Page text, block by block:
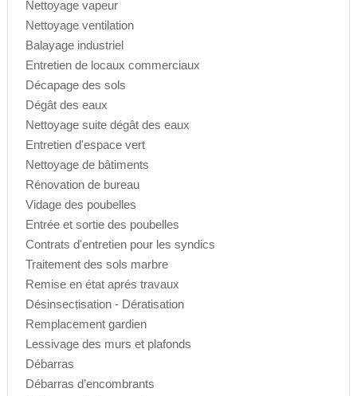
Nettoyage vapeur
Nettoyage ventilation
Balayage industriel
Entretien de locaux commerciaux
Décapage des sols
Dégât des eaux
Nettoyage suite dégât des eaux
Entretien d'espace vert
Nettoyage de bâtiments
Rénovation de bureau
Vidage des poubelles
Entrée et sortie des poubelles
Contrats d'entretien pour les syndics
Traitement des sols marbre
Remise en état aprés travaux
Désinsectisation - Dératisation
Remplacement gardien
Lessivage des murs et plafonds
Débarras
Débarras d’encombrants